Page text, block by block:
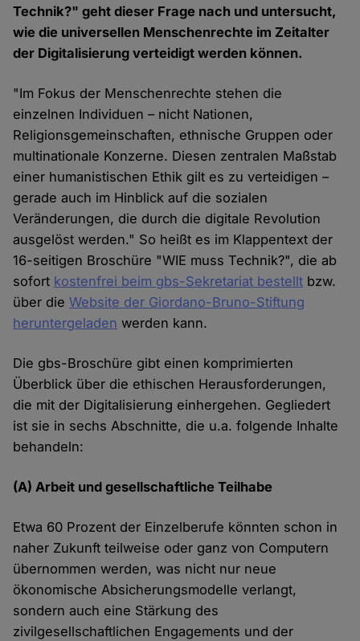
Technik?" geht dieser Frage nach und untersucht,
wie die universellen Menschenrechte im Zeitalter
der Digitalisierung verteidigt werden können.
"Im Fokus der Menschenrechte stehen die
einzelnen Individuen – nicht Nationen,
Religionsgemeinschaften, ethnische Gruppen oder
multinationale Konzerne. Diesen zentralen Maßstab
einer humanistischen Ethik gilt es zu verteidigen –
gerade auch im Hinblick auf die sozialen
Veränderungen, die durch die digitale Revolution
ausgelöst werden." So heißt es im Klappentext der
16-seitigen Broschüre "WIE muss Technik?", die ab
sofort kostenfrei beim gbs-Sekretariat bestellt bzw.
über dieWebsite der Giordano-Bruno-Stiftung
heruntergeladen werden kann.
Die gbs-Broschüre gibt einen komprimierten
Überblick über die ethischen Herausforderungen,
die mit der Digitalisierung einhergehen. Gegliedert
ist sie in sechs Abschnitte, die u.a. folgende Inhalte
behandeln:
(A) Arbeit und gesellschaftliche Teilhabe
Etwa 60 Prozent der Einzelberufe könnten schon in
naher Zukunft teilweise oder ganz von Computern
übernommen werden, was nicht nur neue
ökonomische Absicherungsmodelle verlangt,
sondern auch eine Stärkung des
zivilgesellschaftlichen Engagements und der